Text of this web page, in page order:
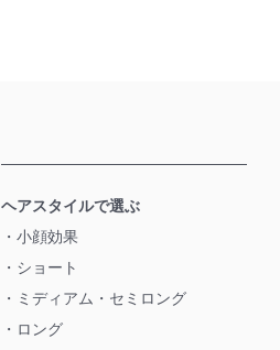
ヘアスタイルで選ぶ
小顔効果
ショート
ミディアム・セミロング
ロング